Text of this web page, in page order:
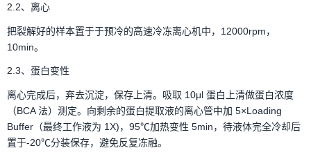
2.2、离心
把裂解好的样本置于于预冷的高速冷冻离心机中，12000rpm，
10min。
2.3、蛋白变性
离心完成后，弃去沉淀，保存上清。吸取 10μl 蛋白上清做蛋白浓度
（BCA 法）测定。向剩余的蛋白提取液的离心管中加 5×Loading
Buffer（最终工作液为 1X)，95℃加热变性 5min，待液体完全冷却后
置于-20℃分装保存，避免反复冻融。